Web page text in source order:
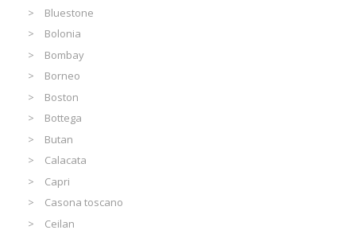
Bluestone
Bolonia
Bombay
Borneo
Boston
Bottega
Butan
Calacata
Capri
Casona toscano
Ceilan